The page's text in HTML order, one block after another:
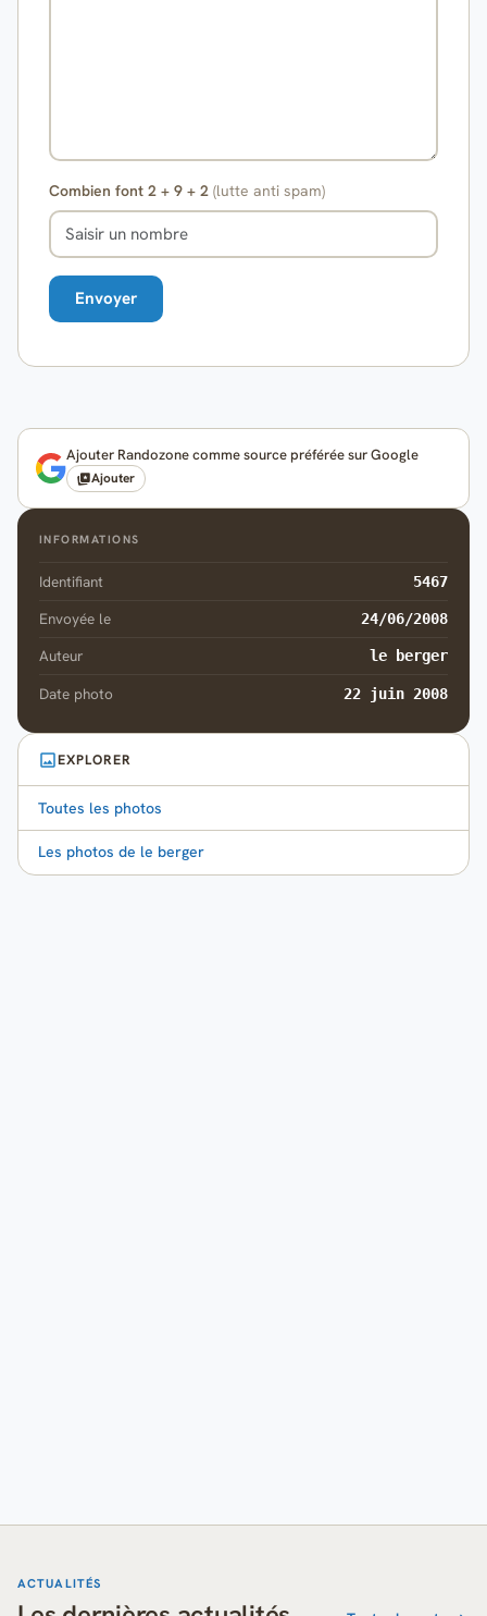
Combien font 2 + 9 + 2 (lutte anti spam)
Ajouter Randozone comme source préférée sur Google
Ajouter
INFORMATIONS
Identifiant 5467
Envoyée le 24/06/2008
Auteur le berger
Date photo 22 juin 2008
EXPLORER
Toutes les photos
Les photos de le berger
ACTUALITÉS